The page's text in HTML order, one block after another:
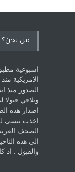
من نحن؟
اسبوعية
الصدور منذ
‏وتلاقي
اصدار هذه
اخذت ‏تنسى
الصحف
الى هذه
والقبول . اذ